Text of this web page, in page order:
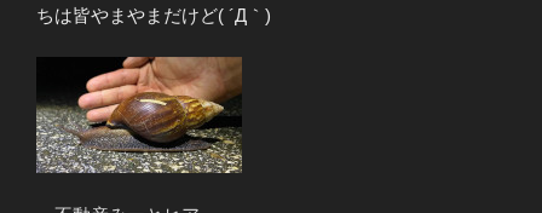
ちは皆やまやまだけど( ´Д｀)